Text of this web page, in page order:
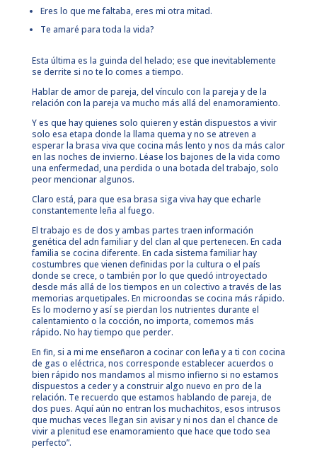
Eres lo que me faltaba, eres mi otra mitad.
Te amaré para toda la vida?
Esta última es la guinda del helado; ese que inevitablemente
se derrite si no te lo comes a tiempo.
Hablar de amor de pareja, del vínculo con la pareja y de la
relación con la pareja va mucho más allá del enamoramiento.
Y es que hay quienes solo quieren y están dispuestos a vivir
solo esa etapa donde la llama quema y no se atreven a
esperar la brasa viva que cocina más lento y nos da más calor
en las noches de invierno. Léase los bajones de la vida como
una enfermedad, una perdida o una botada del trabajo, solo
peor mencionar algunos.
Claro está, para que esa brasa siga viva hay que echarle
constantemente leña al fuego.
El trabajo es de dos y ambas partes traen información
genética del adn familiar y del clan al que pertenecen. En cada
familia se cocina diferente. En cada sistema familiar hay
costumbres que vienen definidas por la cultura o el país
donde se crece, o también por lo que quedó introyectado
desde más allá de los tiempos en un colectivo a través de las
memorias arquetipales. En microondas se cocina más rápido.
Es lo moderno y así se pierdan los nutrientes durante el
calentamiento o la cocción, no importa, comemos más
rápido. No hay tiempo que perder.
En fin, si a mi me enseñaron a cocinar con leña y a ti con cocina
de gas o eléctrica, nos corresponde establecer acuerdos o
bien rápido nos mandamos al mismo infierno si no estamos
dispuestos a ceder y a construir algo nuevo en pro de la
relación. Te recuerdo que estamos hablando de pareja, de
dos pues. Aquí aún no entran los muchachitos, esos intrusos
que muchas veces llegan sin avisar y ni nos dan el chance de
vivir a plenitud ese enamoramiento que hace que todo sea
perfecto”.